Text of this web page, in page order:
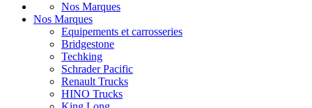
Nos Marques
Nos Marques
Equipements et carrosseries
Bridgestone
Techking
Schrader Pacific
Renault Trucks
HINO Trucks